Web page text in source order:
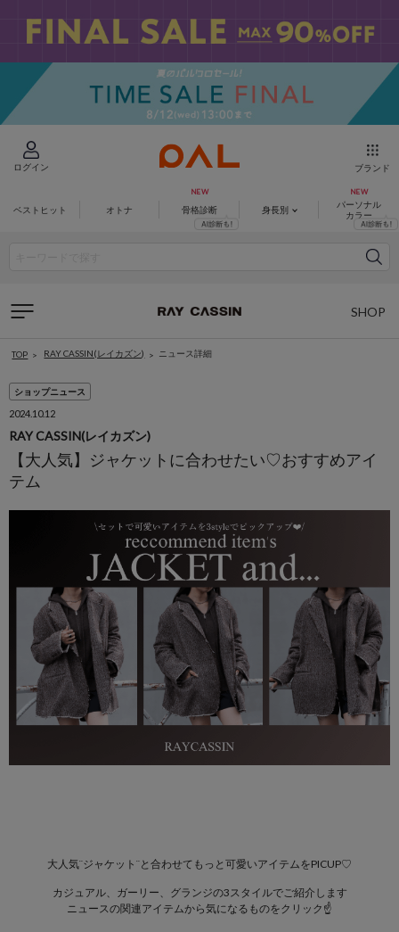
ログイン ブランド
ベストヒット オトナ 骨格診断 身長別
パーソナル
カラー
SHOP
TOP RAY CASSIN(レイカズン) ニュース詳細
ショップニュース
2024.10.12
RAY CASSIN(レイカズン)
【大人気】ジャケットに合わせたい♡おすすめアイ
テム
大人気¨ジャケット¨と合わせてもっと可愛いアイテムをPICUP♡
カジュアル、ガーリー、グランジの3スタイルでご紹介します
ニュースの関連アイテムから気になるものをクリック☝